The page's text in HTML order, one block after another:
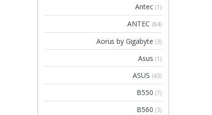
Antec (1)
ANTEC (84)
Aorus by Gigabyte (3)
Asus (1)
ASUS (43)
B550 (7)
B560 (3)